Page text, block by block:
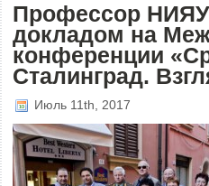
Профессор
докладом на
конференции
Сталинград.
Июль 11th, 2017